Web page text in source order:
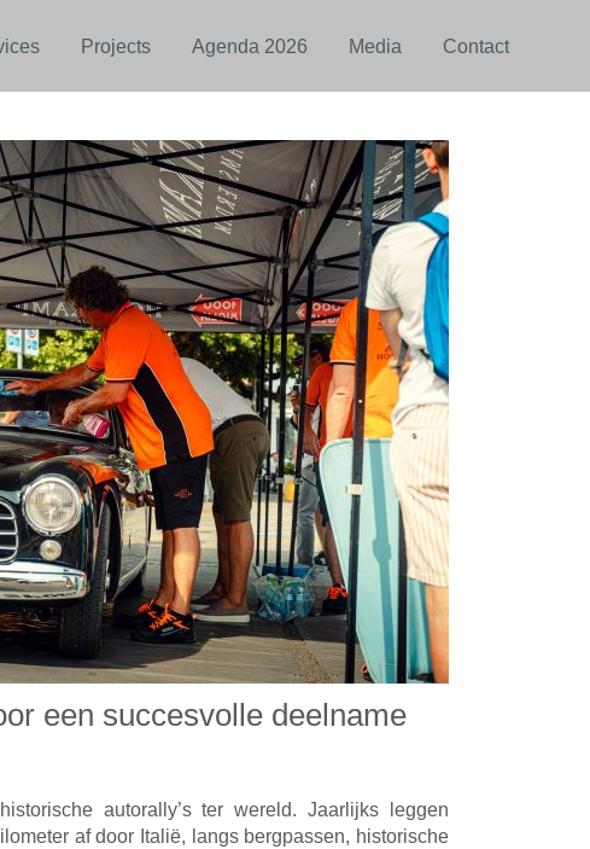
Projects Agenda 2026 Media Contact
een succesvolle deelname
autorally’s ter wereld. Jaarlijks leggen
af door Italië, langs bergpassen, historische